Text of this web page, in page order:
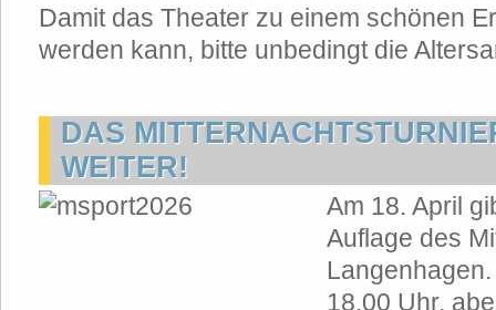
Damit das Theater zu einem schönen
werden kann, bitte unbedingt die
DAS
WEITER!
Am 18. April
Auflage des
18.00 Uhr,